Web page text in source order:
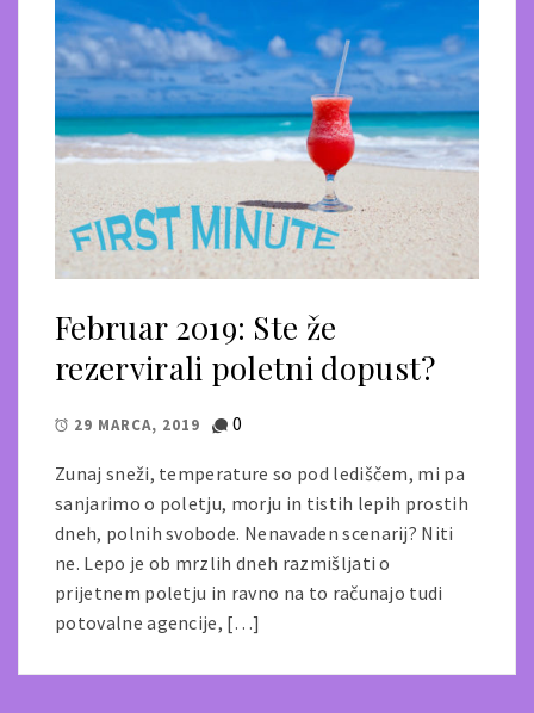
Februar 2019: Ste že
rezervirali poletni dopust?
29 MARCA, 2019 0
Zunaj sneži, temperature so pod lediščem, mi pa
sanjarimo o poletju, morju in tistih lepih prostih
dneh, polnih svobode. Nenavaden scenarij? Niti
ne. Lepo je ob mrzlih dneh razmišljati o
prijetnem poletju in ravno na to računajo tudi
potovalne agencije, […]